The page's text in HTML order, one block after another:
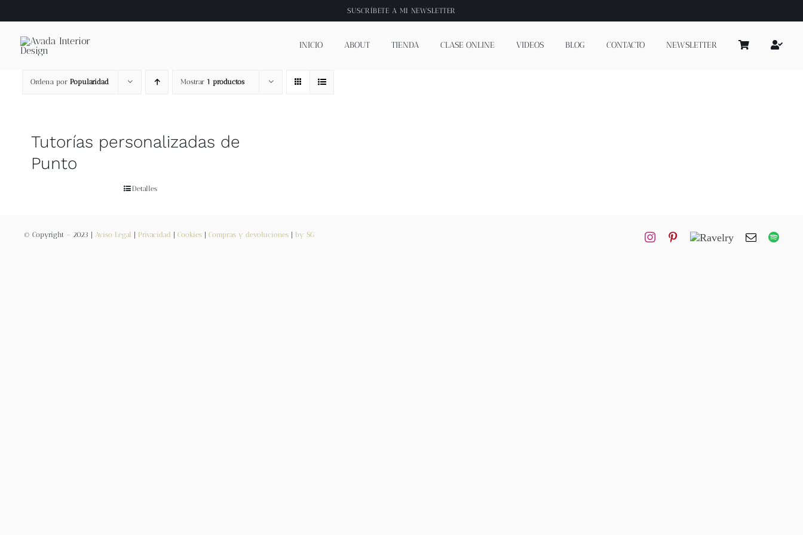
al
SUSCRÍBETE A MI NEWSLETTER
INICIO ABOUT TIENDA CLASE ONLINE VIDEOS BLOG CONTACTO NEWSLETTER
Ordena por Popularidad Mostrar 1 productos
Tutorías personalizadas de
Punto
Detalles
© Copyright – 2023 | Aviso Legal Privacidad Cookies| Compras y devoluciones| by SG